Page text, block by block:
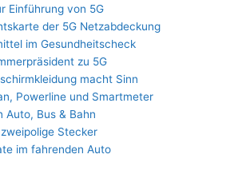
Einführung von 5G
der 5G Netzabdeckung
im Gesundheitscheck
zu 5G
macht Sinn
Powerline und Smartmeter
Auto, Bus & Bahn
Stecker
im fahrenden Auto